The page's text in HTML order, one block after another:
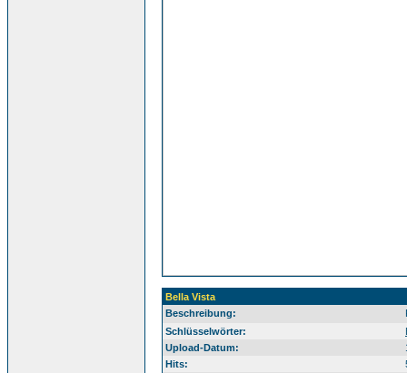
Bella Vista
Beschreibung:
Schlüsselwörter:
Upload-Datum:
Hits: